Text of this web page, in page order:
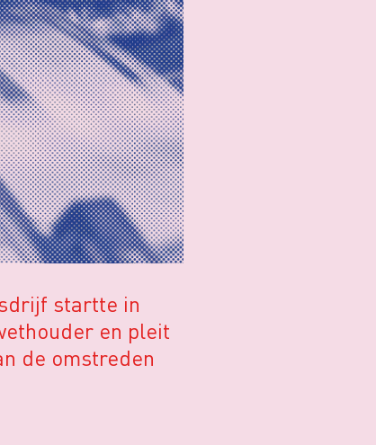
startte in
en pleit
de omstreden